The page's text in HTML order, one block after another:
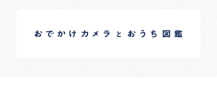
日常の様子など随時更新中です。